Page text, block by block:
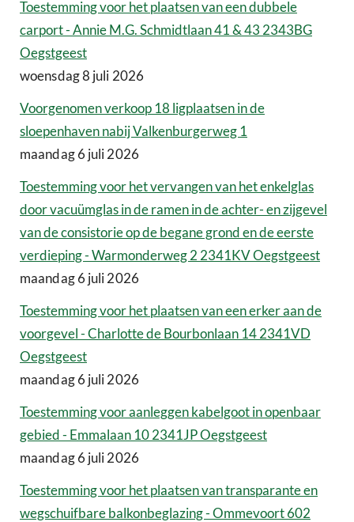
Toestemming voor het plaatsen van een dubbele
carport - Annie M.G. Schmidtlaan 41 & 43 2343BG
Oegstgeest
woensdag 8 juli 2026
Voorgenomen verkoop 18 ligplaatsen in de
sloepenhaven nabij Valkenburgerweg 1
maandag 6 juli 2026
Toestemming voor het vervangen van het enkelglas
door vacuümglas in de ramen in de achter- en zijgevel
van de consistorie op de begane grond en de eerste
verdieping - Warmonderweg 2 2341KV Oegstgeest
maandag 6 juli 2026
Toestemming voor het plaatsen van een erker aan de
voorgevel - Charlotte de Bourbonlaan 14 2341VD
Oegstgeest
maandag 6 juli 2026
Toestemming voor aanleggen kabelgoot in openbaar
gebied - Emmalaan 10 2341JP Oegstgeest
maandag 6 juli 2026
Toestemming voor het plaatsen van transparante en
wegschuifbare balkonbeglazing - Ommevoort 602